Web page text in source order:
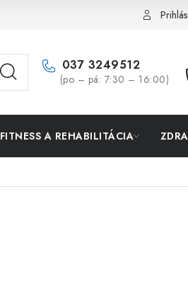
037 3249512
(po – pá: 7:30 – 16:00)
FITNESS A REHABILITÁCIA